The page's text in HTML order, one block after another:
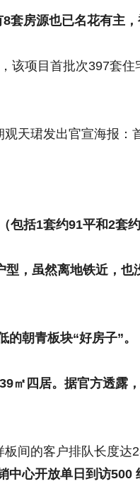
套房源也已名花有主
该项目首批次397套住
天珺发出官宣海报：
包括1套约91平和2套
型， 虽然离地铁近，也
朝青板块“好房子”。
㎡四居。据官方透露，
间的客户排队长度达
中心开放单日到访500